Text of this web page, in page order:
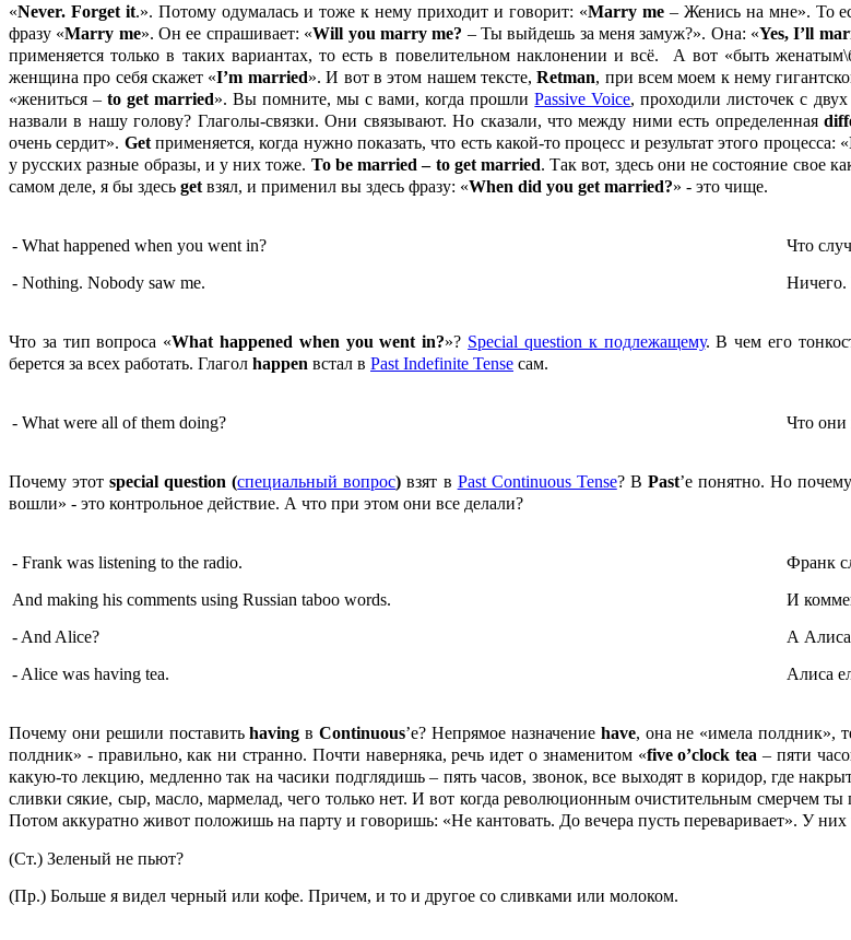
«Never. Forget it.». Потому одумалась и тоже к нему приходит и говорит: «Marry me– Женись на мне». То
фразу «Marry me». Он ее спрашивает: «Will you marryme? – Ты выйдешь за меня замуж?». Она: «Yes,I’ll
применяется только в таких вариантах, то есть в повелительном наклонении и всё. А вот «быть
женщина про себя скажет «I’m married». И вот в этом нашем тексте,Retman, при всем моем к нему
«жениться –togetmarried». Вы помните, мы с вами, когда прошлиPassive Voice, проходили листочек с
назвали в нашу голову? Глаголы-связки. Они связывают. Но сказали, что между ними есть определенная
очень сердит». Getприменяется, когда нужно показать, что есть какой-то процесс и результат этого процесса: «
у русских разные образы, и у них тоже. To bemarried – to getmarried. Так вот, здесь они не состояние свое
самом деле, я бы здесь get взял, и применил вы здесь фразу: «When did you get married?» - это чище.
- What happened when you went in?
- Nothing. Nobody saw me.
Что
Ничего.
Что за тип вопроса «What happened when you went in?»? Special question к подлежащему. В чем его
берется за всех работать. Глагол happen встал в Past Indefinite Tense сам.
- What were all of them doing? Что они
Почему этотspecial question (специальный вопрос) взят в Past Continuous Tense? В Past’е понятно. Но
вошли» - это контрольное действие. А что при этом они все делали?
- Frank was listening to the radio.
And making his comments using Russian taboo words.
- And Alice?
- Alice was having tea.
Франк
И
А
Алиса
Почему они решили поставитьhaving вContinuous’е? Непрямое назначение have, она не «имела полдник»,
полдник» - правильно, как ни странно. Почти наверняка, речь идет о знаменитом «fiveo’clocktea – пяти
какую-то лекцию, медленно так на часики подглядишь – пять часов, звонок, все выходят в коридор, где
сливки сякие, сыр, масло, мармелад, чего только нет. И вот когда революционным очистительным смерчем
Потом аккуратно живот положишь на парту и говоришь: «Не кантовать. До вечера пусть переваривает». У
(Ст.) Зеленый не пьют?
(Пр.) Больше я видел черный или кофе. Причем, и то и другое со сливками или молоком.